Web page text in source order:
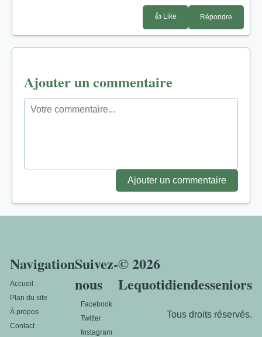
👍 Like Répondre
Ajouter un commentaire
Ajouter un commentaire
Navigation
Accueil
Plan du site
À propos
Contact
Suivez-
nous
Facebook
Twitter
Instagram
© 2026
Lequotidiendesseniors
Tous droits réservés.